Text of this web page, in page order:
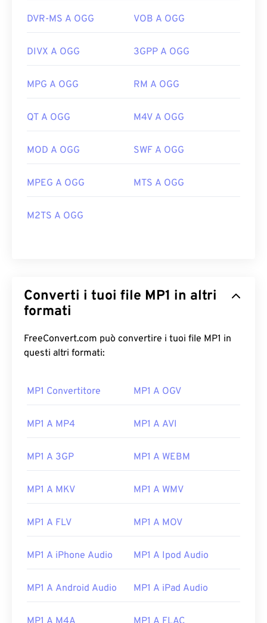
00 00 00 00
00 00 00 00
DVR-MS A OGG VOB A OGG
DIVX A OGG 3GPP A OGG
MPG A OGG RM A OGG
QT A OGG M4V A OGG
MOD A OGG SWF A OGG
MPEG A OGG MTS A OGG
M2TS A OGG
Converti i tuoi file MP1 in altri
formati
FreeConvert.com può convertire i tuoi file MP1 in
questi altri formati:
MP1 Convertitore MP1 A OGV
MP1 A MP4 MP1 A AVI
MP1 A 3GP MP1 A WEBM
MP1 A MKV MP1 A WMV
MP1 A FLV MP1 A MOV
MP1 A iPhone Audio MP1 A Ipod Audio
MP1 A Android Audio MP1 A iPad Audio